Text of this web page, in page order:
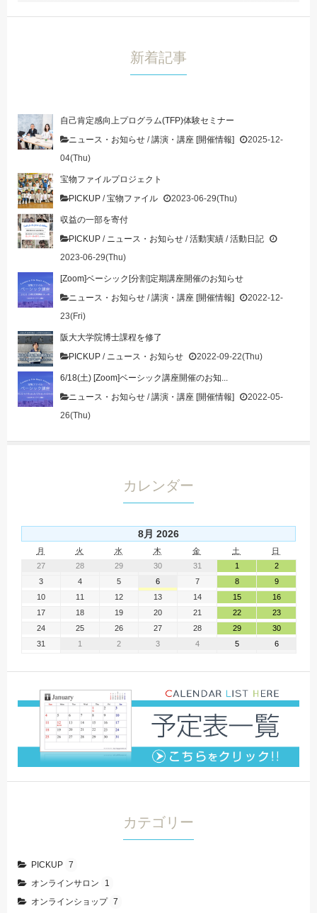
新着記事
自己肯定感向上プログラム(TFP)体験セミナー
ニュース・お知らせ /講演・講座 [開催情報]
2025-12-
04(Thu)
宝物ファイルプロジェクト
PICKUP /宝物ファイル 2023-06-29(Thu)
収益の一部を寄付
PICKUP / ニュース・お知らせ /活動実績 /活動日記
2023-06-29(Thu)
[Zoom]ベーシック[分割]定期講座開催のお知らせ
ニュース・お知らせ /講演・講座 [開催情報]
2022-12-
23(Fri)
阪大大学院博士課程を修了
PICKUP / ニュース・お知らせ 2022-09-22(Thu)
6/18(土) [Zoom]ベーシック講座開催のお知...
ニュース・お知らせ /講演・講座 [開催情報]
2022-05-
26(Thu)
カレンダー
8月 2026
月 火 水 木 金 土
日
27
28 29 30 31 1
2
3
4 5 6 7 8
9
10
11 12 13 14 15
16
17
18 19 20 21 22
23
24
25 26 27 28 29
30
31
1 2 3 4 5 6
カテゴリー
PICKUP 7
オンラインサロン
1
オンラインショップ 7